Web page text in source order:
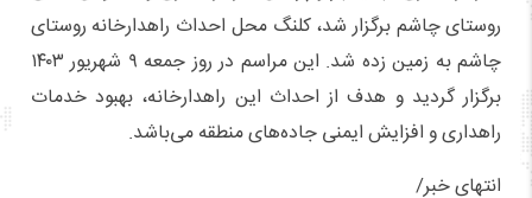
روستای چاشم برگزار شد، کلنگ محل احداث راهدارخانه روستای
چاشم به زمین زده شد. این مراسم در روز جمعه ۹ شهریور ۱۴۰۳
برگزار گردید و هدف از احداث این راهدارخانه، بهبود خدمات
راهداری و افزایش ایمنی جاده‌های منطقه می‌باشد.
انتهای خبر/